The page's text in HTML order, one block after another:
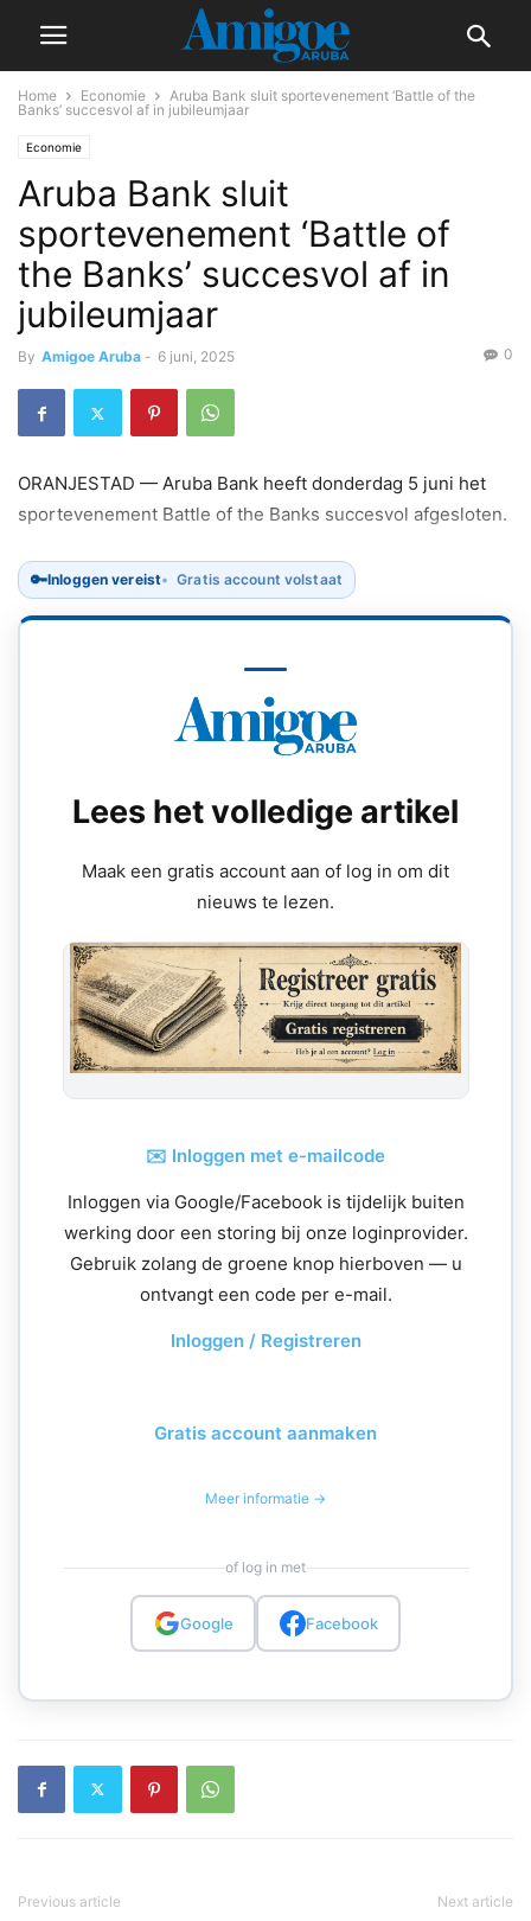
Home Economie
Aruba Bank sluit sportevenement ‘Battle of the
Banks’ succesvol af in jubileumjaar
Economie
Aruba Bank sluit
sportevenement ‘Battle of
the Banks’ succesvol af in
jubileumjaar
By Amigoe Aruba - 6 juni, 2025 0
ORANJESTAD — Aruba Bank heeft donderdag 5 juni het
sportevenement Battle of the Banks succesvol afgesloten.
🔑Inloggen vereist Gratis account volstaat
Lees het volledige artikel
Maak een gratis account aan of log in om dit
nieuws te lezen.
✉️ Inloggen met e-mailcode
Inloggen via Google/Facebook is tijdelijk buiten
werking door een storing bij onze loginprovider.
Gebruik zolang de groene knop hierboven — u
ontvangt een code per e-mail.
Inloggen / Registreren
Gratis account aanmaken
Meer informatie →
of log in met
Google Facebook
Previous article Next article